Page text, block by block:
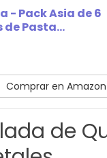
- Pack Asia de 6
de Pasta...
Comprar en Amazon
de